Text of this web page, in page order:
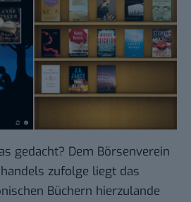
gedacht? Dem Börsenverein
zufolge liegt das
Büchern hierzulande